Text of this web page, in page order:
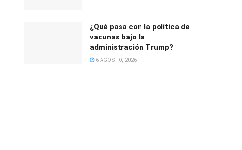
¿Qué pasa con la política de
vacunas bajo la
administración Trump?
6 AGOSTO, 2026